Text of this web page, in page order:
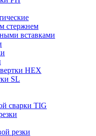
стержнем
вставками
HEX
SL
сварки TIG
резки